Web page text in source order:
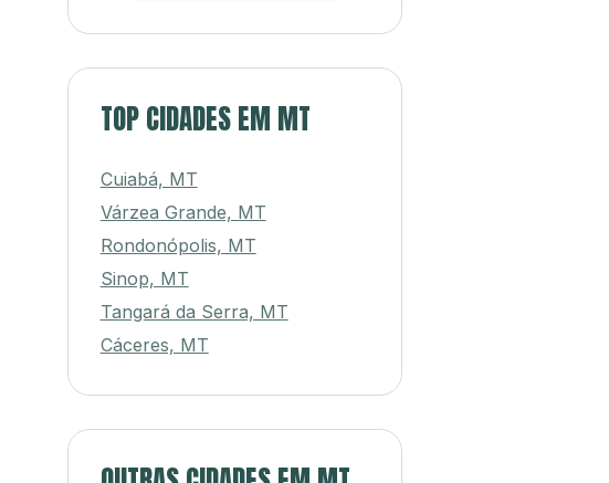
TOP CIDADES EM MT
Cuiabá, MT
Várzea Grande, MT
Rondonópolis, MT
Sinop, MT
Tangará da Serra, MT
Cáceres, MT